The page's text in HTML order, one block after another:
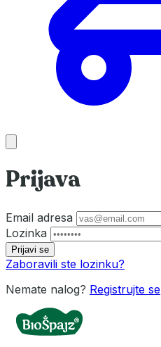
Prijava
Email adresa
Lozinka
Prijavi se
Zaboravili ste lozinku?
Nemate nalog? Registrujte se